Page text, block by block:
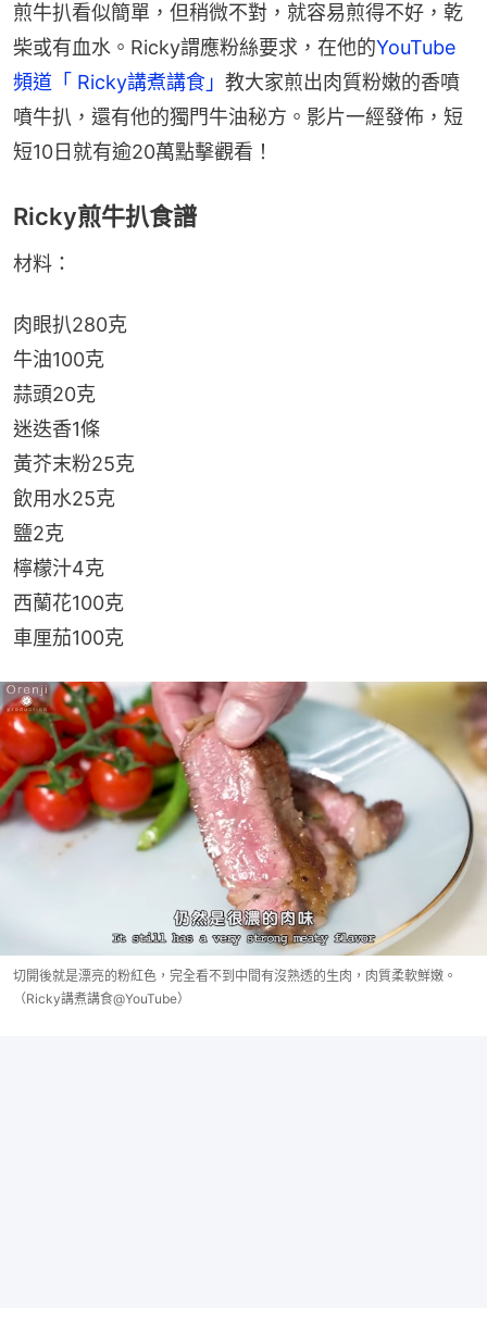
煎牛扒看似簡單，但稍微不對，就容易煎得不好，乾
柴或有血水。Ricky謂應粉絲要求，在他的YouTube
頻道「 Ricky講煮講食」 教大家煎出肉質粉嫩的香噴
噴牛扒，還有他的獨門牛油秘方。影片一經發佈，短
短10日就有逾20萬點擊觀看！
Ricky煎牛扒食譜
材料：
肉眼扒280克
牛油100克
蒜頭20克
迷迭香1條
黃芥末粉25克
飲用水25克
鹽2克
檸檬汁4克
西蘭花100克
車厘茄100克
切開後就是漂亮的粉紅色，完全看不到中間有沒熟透的生肉，肉質柔軟鮮嫩。
（Ricky講煮講食@YouTube）